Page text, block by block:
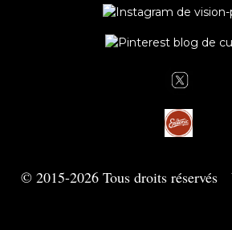
© 2015-2026 Tous droits